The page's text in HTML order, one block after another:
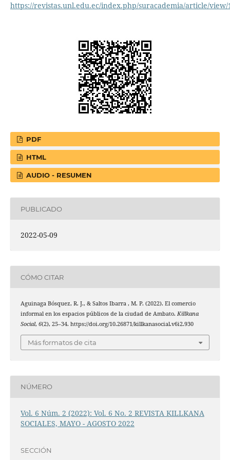
https://revistas.unl.edu.ec/index.php/suracademia/article/view/
PDF
HTML
AUDIO - RESUMEN
PUBLICADO
2022-05-09
CÓMO CITAR
Aguinaga Bósquez, R. J., & Saltos Ibarra , M. P. (2022). El comercio
informal en los espacios públicos de la ciudad de Ambato. Killkana
Social, 6(2), 25–34. https://doi.org/10.26871/killkanasocial.v6i2.930
Más formatos de cita
NÚMERO
Vol. 6 Núm. 2 (2022): Vol. 6 No. 2 REVISTA KILLKANA
SOCIALES, MAYO - AGOSTO 2022
SECCIÓN